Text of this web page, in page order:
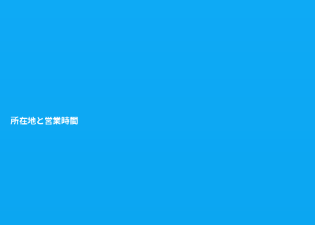
所在地と営業時間